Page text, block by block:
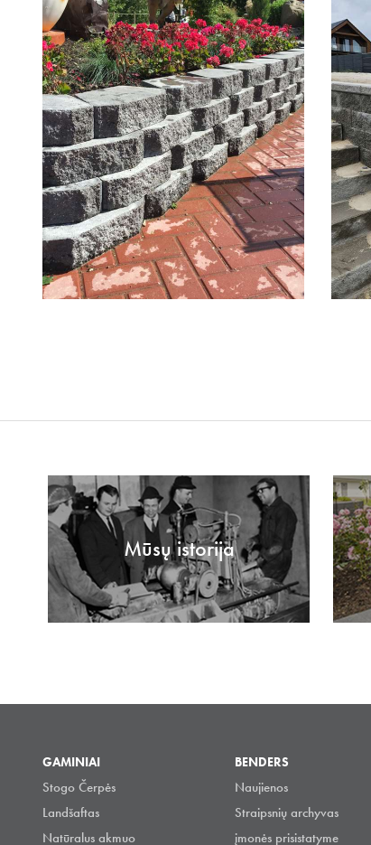
Mūsų istorija
GAMINIAI
Stogo Čerpės
Landšaftas
Natūralus akmuo
BENDERS
Naujienos
Straipsnių archyvas
įmonės prisistatyme